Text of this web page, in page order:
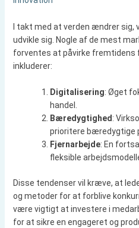
I takt med at verden ændrer
udvikle sig. Nogle af de mest
forventes at påvirke fremtidens
inkluderer:
Digitalisering: Øget
handel.
Bæredygtighed:
prioritere bæredygtige
Fjernarbejde: En
fleksible
Disse tendenser vil kræve, at
og metoder for at forblive
være vigtigt at investere i
for at sikre en engageret og